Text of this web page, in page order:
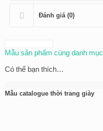
Đánh giá (0)
Mẫu sản phẩm cùng danh mục
Có thể bạn thích…
Mẫu catalogue thời trang giày